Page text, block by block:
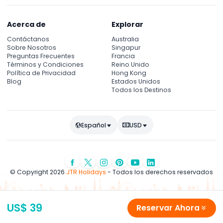
US$ 39 Reservar Ahora
Acerca de
Contáctanos
Sobre Nosotros
Preguntas Frecuentes
Términos y Condiciones
Política de Privacidad
Blog
Explorar
Australia
Singapur
Francia
Reino Unido
Hong Kong
Estados Unidos
Todos los Destinos
Español USD
© Copyright 2026 JTR Holidays - Todos los derechos reservados